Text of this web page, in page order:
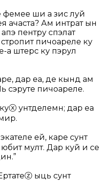
фемее ши а зис луй
ачаста? Ам интрат ын
пентру спэлат
пичоареле ку
штерс ку пэрул
дар еа, де кынд ам
сэруте пичоареле.
ⓧ унтделемн; дар еа
ей, каре сунт
юбит мулт. Дар куй и се
ⓩ ыць сунт